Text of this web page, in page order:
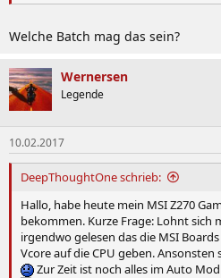
Welche Batch mag das sein?
Wernersen
Legende
10.02.2017
DeepThoughtOne schrieb:
Hallo, habe heute mein MSI Z270
bekommen. Kurze Frage: Lohnt sich
irgendwo gelesen das die MSI
Vcore auf die CPU geben.
Zur Zeit ist noch alles im Auto